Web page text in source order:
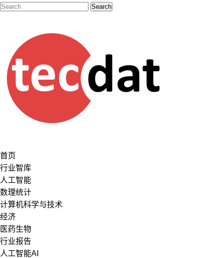
首页
行业智库
人工智能
数理统计
计算机科学与技术
经济
医药生物
行业报告
人工智能AI